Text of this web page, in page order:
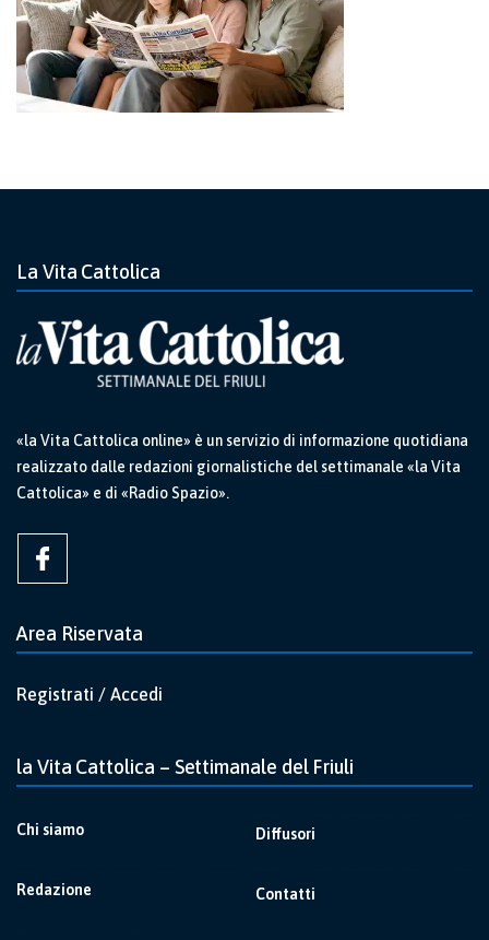
La Vita Cattolica
«la Vita Cattolica online» è un servizio di informazione quotidiana
realizzato dalle redazioni giornalistiche del settimanale «la Vita
Cattolica» e di «Radio Spazio».
Area Riservata
Registrati / Accedi
la Vita Cattolica – Settimanale del Friuli
Chi siamo
Redazione
Diffusori
Contatti